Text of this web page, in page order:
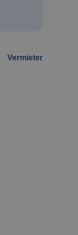
Vermieter